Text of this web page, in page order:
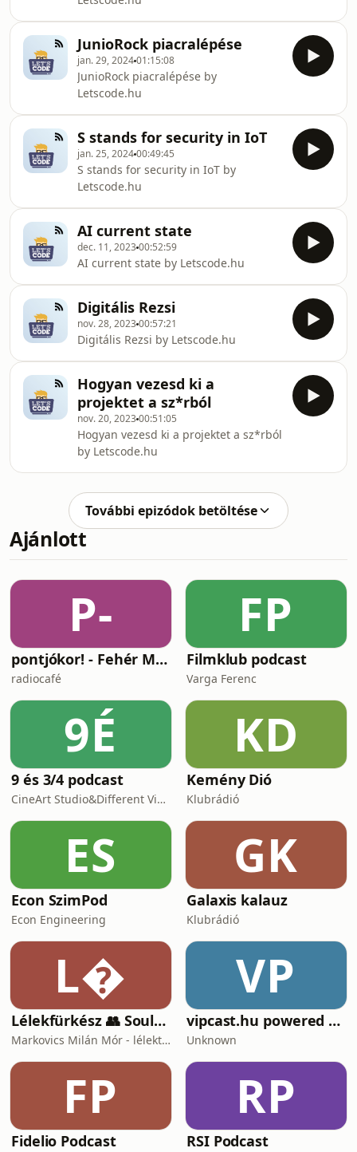
JunioRock piacralépése
jan. 29, 202401:15:08
JunioRock piacralépése by
Letscode.hu
S stands for security in IoT
jan. 25, 202400:49:45
S stands for security in IoT by
Letscode.hu
AI current state
dec. 11, 202300:52:59
AI current state by Letscode.hu
Digitális Rezsi
nov. 28, 202300:57:21
Digitális Rezsi by Letscode.hu
Hogyan vezesd ki a
projektet a sz*rból
nov. 20, 202300:51:05
Hogyan vezesd ki a projektet a sz*rból
by Letscode.hu
További epizódok betöltése
Ajánlott
P-
pontjókor! - Fehér Mariannal
radiocafé
FP
Filmklub podcast
Varga Ferenc
9É
9 és 3/4 podcast
CineArt Studio&Different View Production
KD
Kemény Dió
Klubrádió
ES
Econ SzimPod
Econ Engineering
GK
Galaxis kalauz
Klubrádió
L
Lélekfürkész 👥 SoulScout
Markovics Milán Mór - lélektan, tudomány, vallás, harc
VP
vipcast.hu powered by Media1
Unknown
FP
Fidelio Podcast
RP
RSI Podcast